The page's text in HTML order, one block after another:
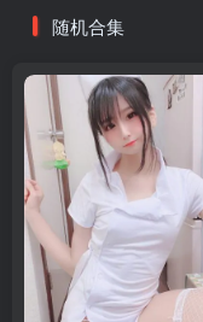
[12.23更3]
Nyako喵子 – NO.048
Nyako喵子 – NO.047
Nyako喵子 – NO.046 自
[12.20更1]
Nyako喵子 – NO.045
随机合集